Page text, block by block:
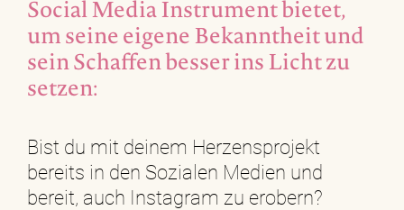
Social Media Instrument bietet,
um seine eigene Bekanntheit und
sein Schaffen besser ins Licht zu
setzen:
Bist du mit deinem Herzensprojekt
bereits in den Sozialen Medien und
bereit, auch Instagram zu erobern?